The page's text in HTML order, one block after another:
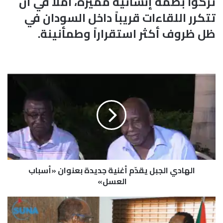
تتكرر اللقاءات قريباً داخل السودان في
ظل ظروف أكثر استقراراً وطمأنينة.
ا
ا
ج
ق
دّ
الهادي الجبل يقدّم أغنية جديدة بعنوان «أسباب
العسل»
و
ج